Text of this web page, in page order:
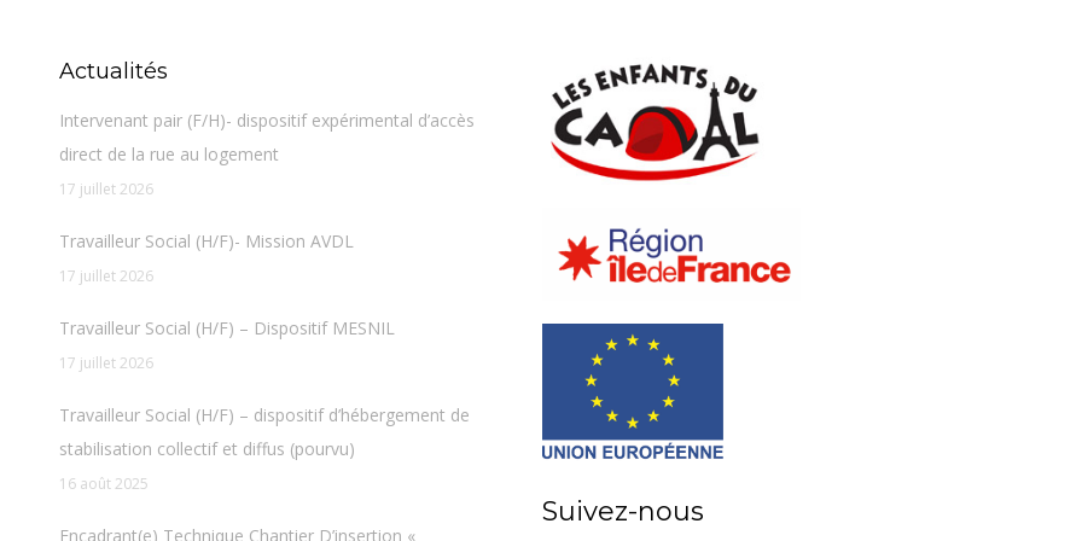
Actualités
Intervenant pair (F/H)- dispositif expérimental d’accès
direct de la rue au logement
17 juillet 2026
Travailleur Social (H/F)- Mission AVDL
17 juillet 2026
Travailleur Social (H/F) – Dispositif MESNIL
17 juillet 2026
Travailleur Social (H/F) – dispositif d’hébergement de
stabilisation collectif et diffus (pourvu)
16 août 2025
Encadrant(e) Technique Chantier D’insertion «
Suivez-nous